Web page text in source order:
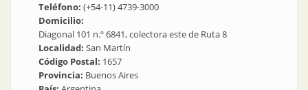
Teléfono: (+54-11) 4739-3000
Domicilio:
Diagonal 101 n.º 6841, colectora este de Ruta 8
Localidad: San Martín
Código Postal: 1657
Provincia: Buenos Aires